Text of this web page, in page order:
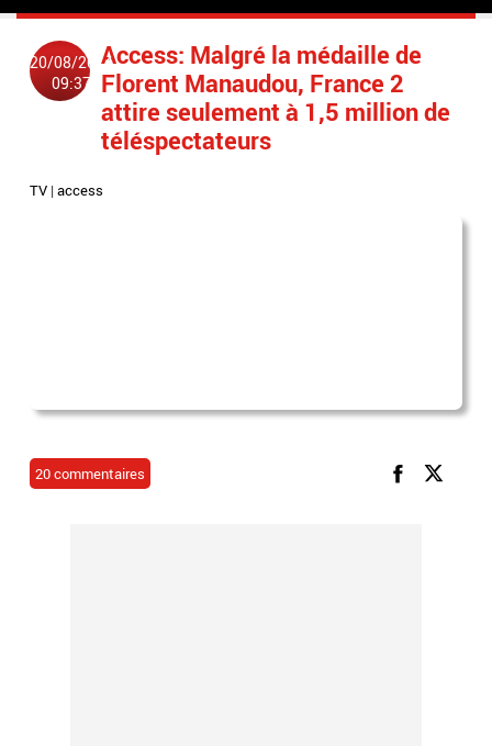
20/08/2014
09:37
Access: Malgré la médaille de
Florent Manaudou, France 2
attire seulement à 1,5 million de
téléspectateurs
TV |access
20 commentaires